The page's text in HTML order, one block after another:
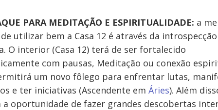
PARA MEDITAÇÃO E ESPIRITUALIDADE: a
utilizar bem a Casa 12 é através da introspecção
O interior (Casa 12) terá de ser fortalecido
com pausas, Meditação ou conexão
um novo fôlego para enfrentar lutas,
e ter iniciativas (Ascendente em Áries). Além
a oportunidade de fazer grandes descobertas